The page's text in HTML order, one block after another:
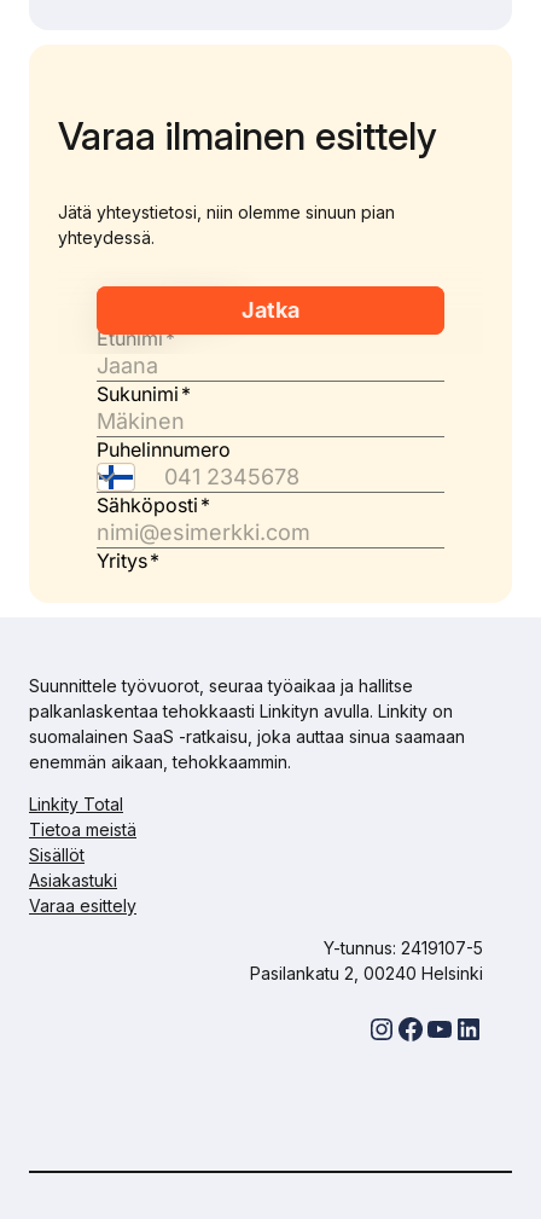
Varaa ilmainen esittely
Jätä yhteystietosi, niin olemme sinuun pian
yhteydessä.
Suunnittele työvuorot, seuraa työaikaa ja hallitse
palkanlaskentaa tehokkaasti Linkityn avulla. Linkity on
suomalainen SaaS -ratkaisu, joka auttaa sinua saamaan
enemmän aikaan, tehokkaammin.
Linkity Total
Tietoa meistä
Sisällöt
Asiakastuki
Varaa esittely
Y-tunnus: 2419107-5
Pasilankatu 2, 00240 Helsinki
InstagramFacebook YouTube LinkedIn